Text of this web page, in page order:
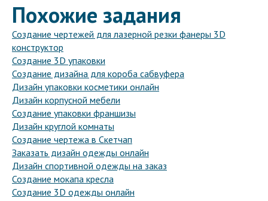
Похожие задания
Создание чертежей для лазерной резки фанеры 3D
конструктор
Создание 3D упаковки
Создание дизайна для короба сабвуфера
Дизайн упаковки косметики онлайн
Дизайн корпусной мебели
Создание упаковки франшизы
Дизайн круглой комнаты
Создание чертежа в Скетчап
Заказать дизайн одежды онлайн
Дизайн спортивной одежды на заказ
Создание мокапа кресла
Создание 3D одежды онлайн